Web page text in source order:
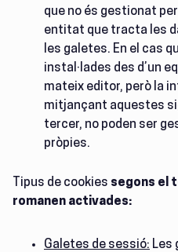
que no és gestionat
entitat que tracta les
les galetes. En el cas
instal·lades des d’un
mateix editor, però la
mitjançant aquestes
tercer, no poden ser
pròpies.
Tipus de cookies segons el
romanen activades:
Galetes de sessió: Les